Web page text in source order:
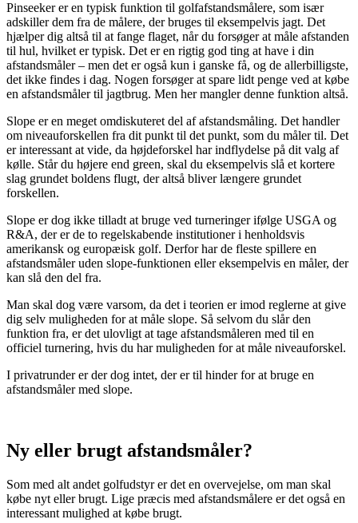
Pinseeker er en typisk funktion til golfafstandsmålere, som især
adskiller dem fra de målere, der bruges til eksempelvis jagt. Det
hjælper dig altså til at fange flaget, når du forsøger at måle afstanden
til hul, hvilket er typisk. Det er en rigtig god ting at have i din
afstandsmåler – men det er også kun i ganske få, og de allerbilligste,
det ikke findes i dag. Nogen forsøger at spare lidt penge ved at købe
en afstandsmåler til jagtbrug. Men her mangler denne funktion altså.
Slope er en meget omdiskuteret del af afstandsmåling. Det handler
om niveauforskellen fra dit punkt til det punkt, som du måler til. Det
er interessant at vide, da højdeforskel har indflydelse på dit valg af
kølle. Står du højere end green, skal du eksempelvis slå et kortere
slag grundet boldens flugt, der altså bliver længere grundet
forskellen.
Slope er dog ikke tilladt at bruge ved turneringer ifølge USGA og
R&A, der er de to regelskabende institutioner i henholdsvis
amerikansk og europæisk golf. Derfor har de fleste spillere en
afstandsmåler uden slope-funktionen eller eksempelvis en måler, der
kan slå den del fra.
Man skal dog være varsom, da det i teorien er imod reglerne at give
dig selv muligheden for at måle slope. Så selvom du slår den
funktion fra, er det ulovligt at tage afstandsmåleren med til en
officiel turnering, hvis du har muligheden for at måle niveauforskel.
I privatrunder er der dog intet, der er til hinder for at bruge en
afstandsmåler med slope.
Ny eller brugt afstandsmåler?
Som med alt andet golfudstyr er det en overvejelse, om man skal
købe nyt eller brugt. Lige præcis med afstandsmålere er det også en
interessant mulighed at købe brugt.